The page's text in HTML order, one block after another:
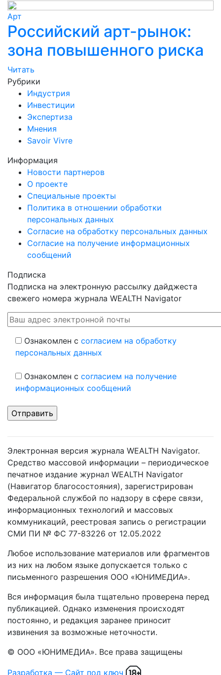
Арт
Российский арт-рынок:
зона повышенного риска
Читать
Рубрики
Индустрия
Инвестиции
Экспертиза
Мнения
Savoir Vivre
Информация
Новости партнеров
О проекте
Специальные проекты
Политика в отношении обработки
персональных данных
Согласие на обработку персональных данных
Согласие на получение информационных
сообщений
Подписка
Подписка на электронную рассылку дайджеста
свежего номера журнала WEALTH Navigator
Ознакомлен с согласием на обработку
персональных данных
Ознакомлен с согласием на получение
информационных сообщений
Электронная версия журнала WEALTH Navigator.
Средство массовой информации – периодическое
печатное издание журнал WEALTH Navigator
(Навигатор благосостояния), зарегистрирован
Федеральной службой по надзору в сфере связи,
информационных технологий и массовых
коммуникаций, реестровая запись о регистрации
СМИ ПИ № ФС 77-83226 от 12.05.2022
Любое использование материалов или фрагментов
из них на любом языке допускается только с
письменного разрешения ООО «ЮНИМЕДИА».
Вся информация была тщательно проверена перед
публикацией. Однако изменения происходят
постоянно, и редакция заранее приносит
извинения за возможные неточности.
© ООО «ЮНИМЕДИА». Все права защищены
Разработка — Сайт под ключ